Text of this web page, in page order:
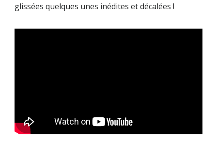
glissées quelques unes inédites et décalées !